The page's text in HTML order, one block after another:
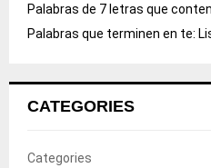
Palabras de 7 letras que
Palabras que terminen en te:
CATEGORIES
Categories